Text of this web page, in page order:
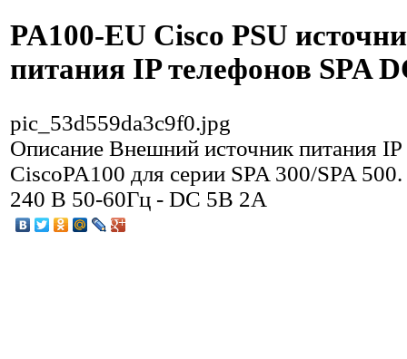
PA100-EU Cisco PSU
питания IP телефонов SPA
pic_53d559da3c9f0.jpg
Описание Внешний источник питания IP
CiscoPA100 для серии SPA 300/SPA
240 В 50-60Гц - DC 5В 2А